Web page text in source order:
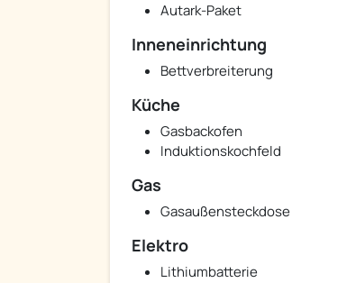
Autark-Paket
Inneneinrichtung
Bettverbreiterung
Küche
Gasbackofen
Induktionskochfeld
Gas
Gasaußensteckdose
Elektro
Lithiumbatterie